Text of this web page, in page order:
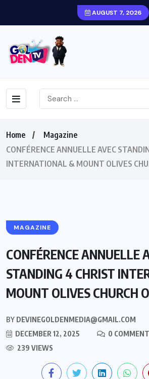
AUGUST 7, 2026
Home
Magazine
CONFÉRENCE ANNUELLE AVEC
INTERNATIONAL & MOUNT OLIVES
MAGAZINE
CONFÉRENCE ANNUELLE
STANDING 4 CHRIST
MOUNT OLIVES CHURCH
BY DEVINEGOLDENMEDIA@GMAIL.COM
DECEMBER 12, 2025
0
239 VIEWS